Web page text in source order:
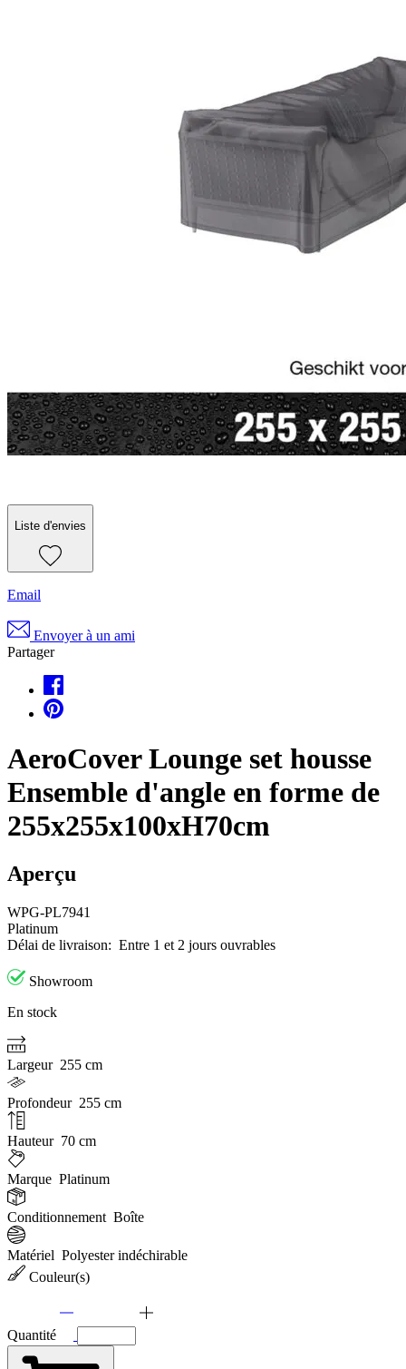
Liste d'envies
Email
Envoyer à un ami
Partager
AeroCover Lounge set housse
Ensemble d'angle en forme de
255x255x100xH70cm
Aperçu
WPG-PL7941
Platinum
Délai de livraison: Entre 1 et 2 jours ouvrables
Showroom
En stock
Largeur 255 cm
Profondeur 255 cm
Hauteur 70 cm
Marque Platinum
Conditionnement Boîte
Matériel Polyester indéchirable
Couleur(s)
Quantité